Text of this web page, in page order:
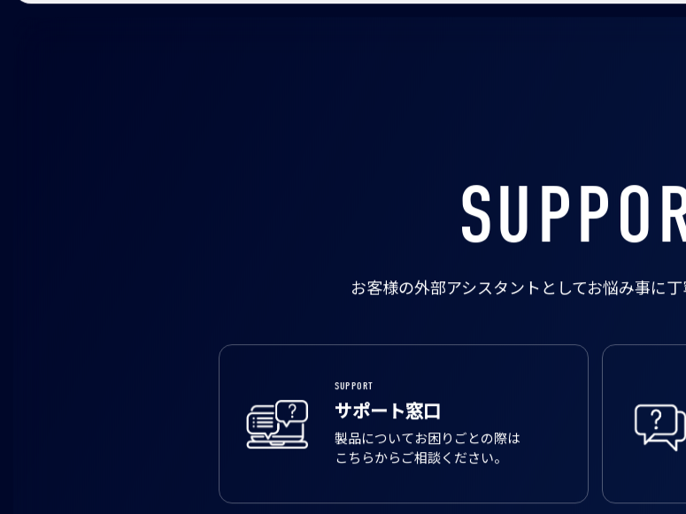
お客様の外部アシスタントとしてお悩み事に丁
SUPPORT
サポート窓口
製品についてお困りごとの際は
こちらからご相談ください。